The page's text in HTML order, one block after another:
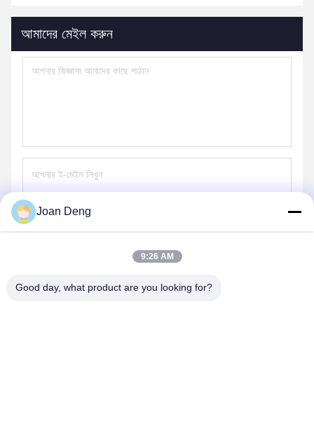
আমাদের মেইল ​​করুন
Joan Deng
9:26 AM
Good day, what product are you looking for?